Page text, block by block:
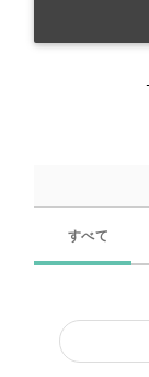
すべて